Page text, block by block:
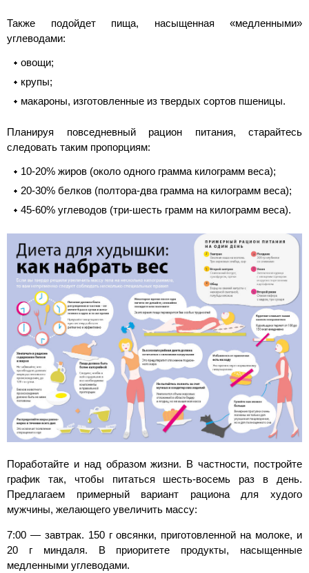
Также подойдет пища, насыщенная «медленными»
углеводами:
овощи;
крупы;
макароны, изготовленные из твердых сортов пшеницы.
Планируя повседневный рацион питания, старайтесь
следовать таким пропорциям:
10-20% жиров (около одного грамма килограмм веса);
20-30% белков (полтора-два грамма на килограмм веса);
45-60% углеводов (три-шесть грамм на килограмм веса).
Поработайте и над образом жизни. В частности, постройте
график так, чтобы питаться шесть-восемь раз в день.
Предлагаем примерный вариант рациона для худого
мужчины, желающего увеличить массу:
7:00 — завтрак. 150 г овсянки, приготовленной на молоке, и
20 г миндаля. В приоритете продукты, насыщенные
медленными углеводами.